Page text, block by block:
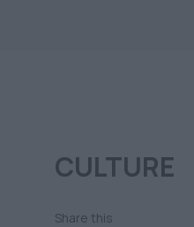
CULTURE
Share this